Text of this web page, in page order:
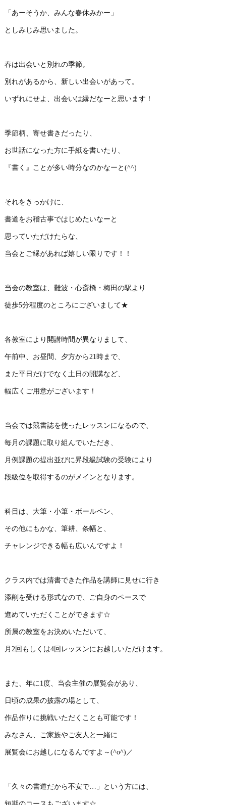
「あーそうか、みんな春休みかー」
としみじみ思いました。
春は出会いと別れの季節。
別れがあるから、新しい出会いがあって。
いずれにせよ、出会いは縁だなーと思います！
季節柄、寄せ書きだったり、
お世話になった方に手紙を書いたり、
『書く』ことが多い時分なのかなーと(^^)
それをきっかけに、
書道をお稽古事ではじめたいなーと
思っていただけたらな、
当会とご縁があれば嬉しい限りです！！
当会の教室は、難波・心斎橋・梅田の駅より
徒歩5分程度のところにございまして★
各教室により開講時間が異なりまして、
午前中、お昼間、夕方から21時まで、
また平日だけでなく土日の開講など、
幅広くご用意がございます！
当会では競書誌を使ったレッスンになるので、
毎月の課題に取り組んでいただき、
月例課題の提出並びに昇段級試験の受験により
段級位を取得するのがメインとなります。
科目は、大筆・小筆・ボールペン、
その他にもかな、筆耕、条幅と、
チャレンジできる幅も広いんですよ！
クラス内では清書できた作品を講師に見せに行き
添削を受ける形式なので、ご自身のペースで
進めていただくことができます☆
所属の教室をお決めいただいて、
月2回もしくは4回レッスンにお越しいただけます。
また、年に1度、当会主催の展覧会があり、
日頃の成果の披露の場として、
作品作りに挑戦いただくことも可能です！
みなさん、ご家族やご友人と一緒に
展覧会にお越しになるんですよ～(^o^)／
「久々の書道だから不安で…」という方には、